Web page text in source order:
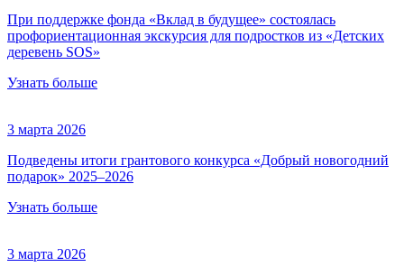
При поддержке фонда «Вклад в будущее» состоялась
профориентационная экскурсия для подростков из «Детских
деревень SOS»
Узнать больше
3 марта 2026
Подведены итоги грантового конкурса «Добрый новогодний
подарок» 2025–2026
Узнать больше
3 марта 2026